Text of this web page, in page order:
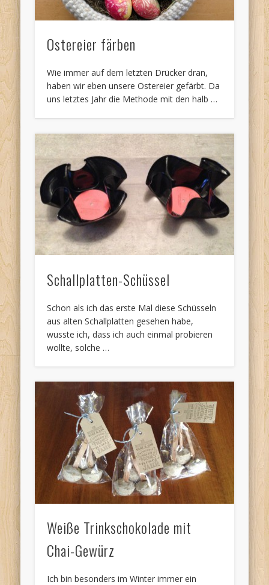
Ostereier färben
Wie immer auf dem letzten Drücker dran,
haben wir eben unsere Ostereier gefärbt. Da
uns letztes Jahr die Methode mit den halb …
Schallplatten-Schüssel
Schon als ich das erste Mal diese Schüsseln
aus alten Schallplatten gesehen habe,
wusste ich, dass ich auch einmal probieren
wollte, solche …
Weiße Trinkschokolade mit
Chai-Gewürz
Ich bin besonders im Winter immer ein